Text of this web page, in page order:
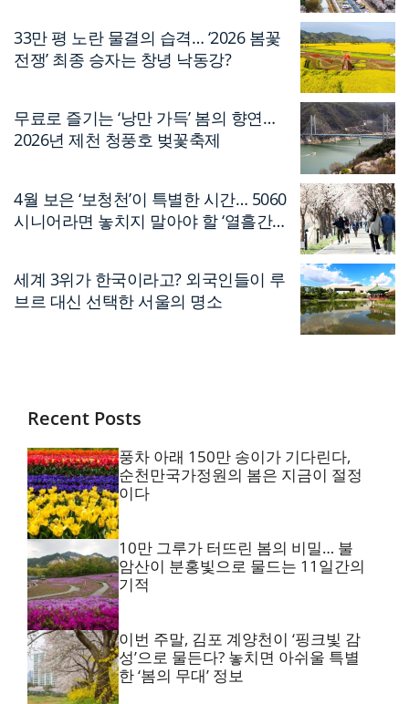
33만 평 노란 물결의 습격… ‘2026 봄꽃
전쟁’ 최종 승자는 창녕 낙동강?
무료로 즐기는 ‘낭만 가득’ 봄의 향연…
2026년 제천 청풍호 벚꽃축제
4월 보은 ‘보청천’이 특별한 시간… 5060
시니어라면 놓치지 말아야 할 ‘열흘간의
세계 3위가 한국이라고? 외국인들이 루
브르 대신 선택한 서울의 명소
Recent Posts
풍차 아래 150만 송이가 기다린다,
순천만국가정원의 봄은 지금이 절정
이다
10만 그루가 터뜨린 봄의 비밀… 불
암산이 분홍빛으로 물드는 11일간의
기적
이번 주말, 김포 계양천이 ‘핑크빛 감
성’으로 물든다? 놓치면 아쉬울 특별
한 ‘봄의 무대’ 정보